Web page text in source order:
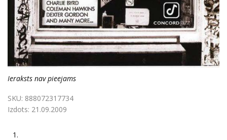
Ieraksts nav pieejams
SKU: 888072317734
Izdots: 21.09.2009
1.